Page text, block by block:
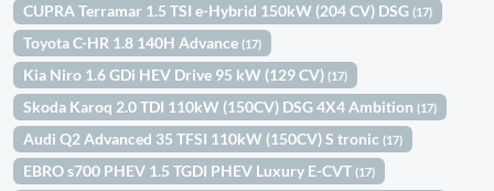
CUPRA Terramar 1.5 TSI e-Hybrid 150kW (204 CV) DSG(17)
Toyota C-HR 1.8 140H Advance(17)
Kia Niro 1.6 GDi HEV Drive 95 kW (129 CV)(17)
Skoda Karoq 2.0 TDI 110kW (150CV) DSG 4X4 Ambition(17)
Audi Q2 Advanced 35 TFSI 110kW (150CV) S tronic(17)
EBRO s700 PHEV 1.5 TGDI PHEV Luxury E-CVT(17)